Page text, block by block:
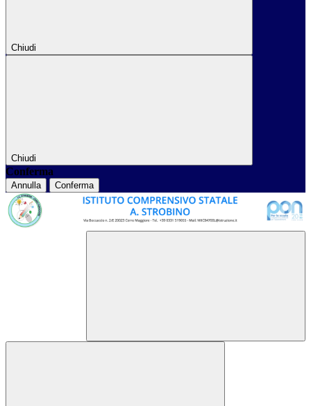
Chiudi
Chiudi
Conferma
Annulla Conferma